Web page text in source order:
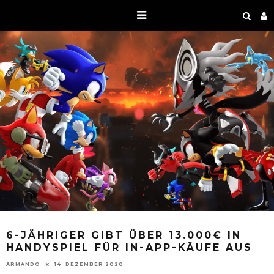
6-JÄHRIGER GIBT ÜBER 13.000€ IN
HANDYSPIEL FÜR IN-APP-KÄUFE AUS
ARMANDO 14. DEZEMBER 2020